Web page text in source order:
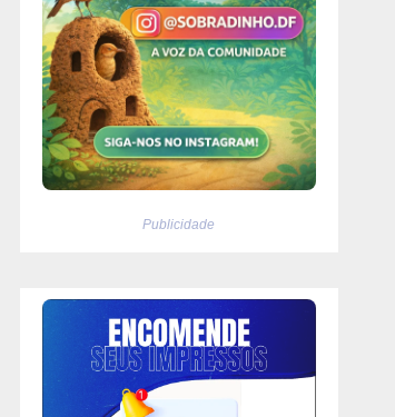
Publicidade